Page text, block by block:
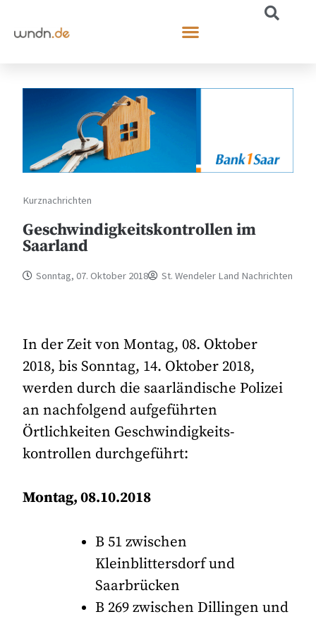
Kurznachrichten
Geschwindigkeitskontrollen im
Saarland
Sonntag, 07. Oktober 2018 St. Wendeler Land Nachrichten
In der Zeit von Montag, 08. Oktober
2018, bis Sonntag, 14. Oktober 2018,
werden durch die saarländische Polizei
an nachfolgend aufgeführten
Örtlichkeiten Geschwindigkeits-
kontrollen durchgeführt:
Montag, 08.10.2018
B 51 zwischen
Kleinblittersdorf und
Saarbrücken
B 269 zwischen Dillingen und